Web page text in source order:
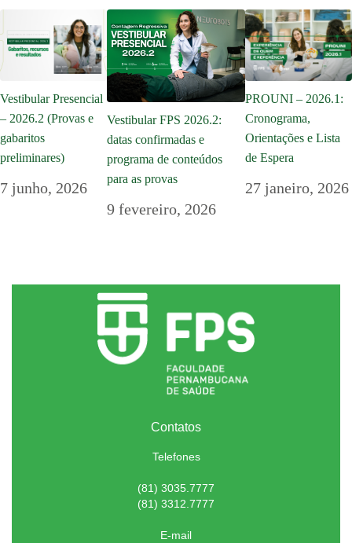
Vestibular Presencial
– 2026.2 (Provas e
gabaritos
preliminares)
7 junho, 2026
Vestibular FPS 2026.2:
datas confirmadas e
programa de conteúdos
para as provas
9 fevereiro, 2026
PROUNI – 2026.1:
Cronograma,
Orientações e Lista
de Espera
27 janeiro, 2026
Contatos
Telefones
(81) 3035.7777
(81) 3312.7777
E-mail